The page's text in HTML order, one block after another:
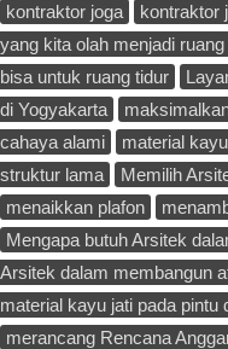
kontraktor joga
kontraktor
yang kita olah menjadi
bisa untuk ruang tidur
di Yogyakarta
cahaya alami
material
struktur lama
Memilih
menaikkan plafon
Mengapa butuh Arsitek
Arsitek dalam membangun
material kayu jati pada pintu
merancang Rencana